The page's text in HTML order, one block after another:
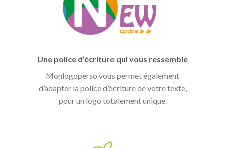
Une police d’écriture qui vous ressemble
Monlogoperso vous permet également
d’adapter la police d’écriture de votre texte,
pour un logo totalement unique.